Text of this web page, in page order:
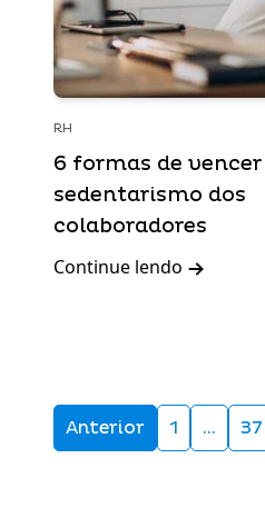
RH
6 formas de vencer
sedentarismo dos
colaboradores
Continue lendo
Anterior 1 … 37